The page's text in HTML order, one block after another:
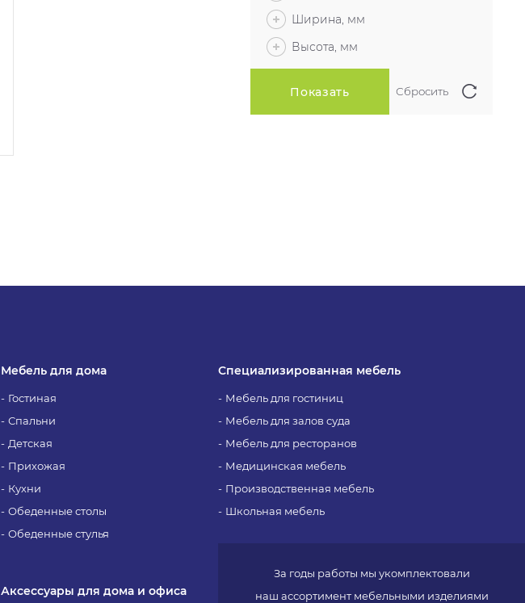
Ширина, мм
Высота, мм
Мебель для дома
Гостиная
Спальни
Детская
Прихожая
Кухни
Обеденные столы
Обеденные стулья
Аксессуары для дома и офиса
Специализированная мебель
Мебель для гостиниц
Мебель для залов суда
Мебель для ресторанов
Медицинская мебель
Производственная мебель
Школьная мебель
За годы работы мы укомплектовали
наш ассортимент мебельными изделиями